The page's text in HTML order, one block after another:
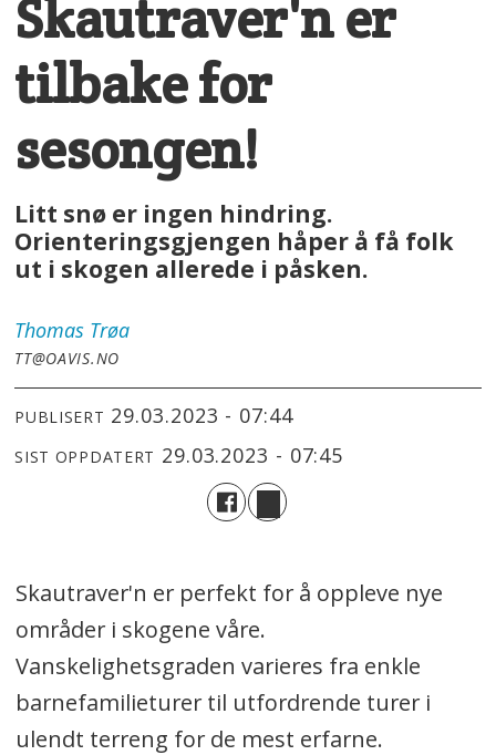
Skautraver'n er
tilbake for
sesongen!
Litt snø er ingen hindring.
Orienteringsgjengen håper å få folk
ut i skogen allerede i påsken.
Thomas Trøa
TT@OAVIS.NO
PUBLISERT 29.03.2023 - 07:44
SIST OPPDATERT 29.03.2023 - 07:45
Skautraver'n er perfekt for å oppleve nye
områder i skogene våre.
Vanskelighetsgraden varieres fra enkle
barnefamilieturer til utfordrende turer i
ulendt terreng for de mest erfarne.